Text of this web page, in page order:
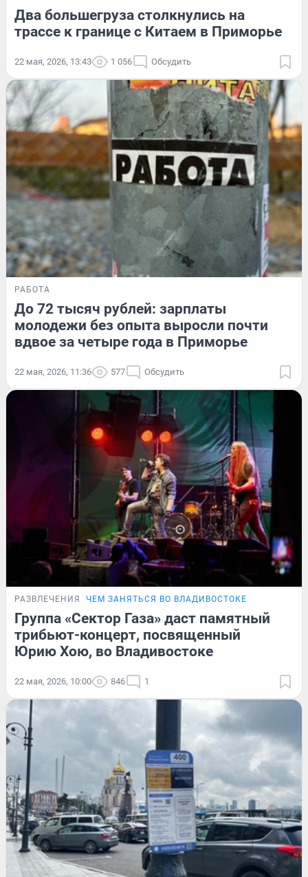
Два большегруза столкнулись на
трассе к границе с Китаем в Приморье
22 мая, 2026, 13:43 1 056 Обсудить
РАБОТА
До 72 тысяч рублей: зарплаты
молодежи без опыта выросли почти
вдвое за четыре года в Приморье
22 мая, 2026, 11:36 577 Обсудить
РАЗВЛЕЧЕНИЯ ЧЕМ ЗАНЯТЬСЯ ВО ВЛАДИВОСТОКЕ
Группа «Сектор Газа» даст памятный
трибьют-концерт, посвященный
Юрию Хою, во Владивостоке
22 мая, 2026, 10:00 846 1